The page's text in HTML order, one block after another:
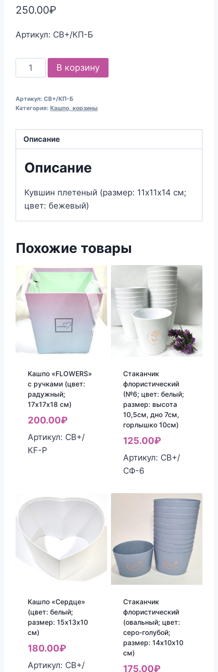
250.00₽
Артикул: СВ+/КП-Б
Количество
товара
плетеный
11х11х14
см;
бежевый)
В корзину
Артикул: СВ+/КП-Б
Категория: Кашпо, корзины
Описание
Описание
Кувшин плетеный (размер: 11х11х14 см;
цвет: бежевый)
Похожие товары
Кашпо «FLOWERS»
с ручками (цвет:
радужный;
17х17х18 см)
200.00₽
Артикул: СВ+/
КF-Р
Стаканчик
флористический
(№6; цвет: белый;
размер: высота
10,5см, дно 7см,
горлышко 10см)
125.00₽
Артикул: СВ+/
СФ-6
Кашпо «Сердце»
(цвет: белый;
размер: 15х13х10
см)
180.00₽
Артикул: СВ+/
Стаканчик
флористический
(овальный; цвет:
серо-голубой;
размер: 14х10х10
см)
175.00₽